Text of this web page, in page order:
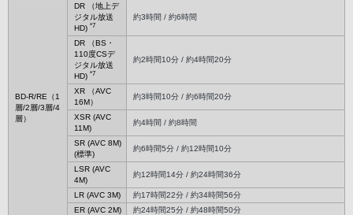
BD-R/RE（1
層/2層/3層/4
層）
DR （地上デ
ジタル放送
HD) *7
約3時間 / 約6時間
DR （BS・
110度CSデ
ジタル放送
HD) *7
約2時間10分 / 約4時間20分
XR （AVC
16M）
約3時間10分 / 約6時間20分
XSR (AVC
11M)
約4時間 / 約8時間
SR (AVC 8M)
(標準)
約6時間5分 / 約12時間10分
LSR (AVC
4M)
約12時間14分 / 約24時間36分
LR (AVC 3M)
約17時間22分 / 約34時間56分
ER (AVC 2M)
約24時間25分 / 約48時間50分